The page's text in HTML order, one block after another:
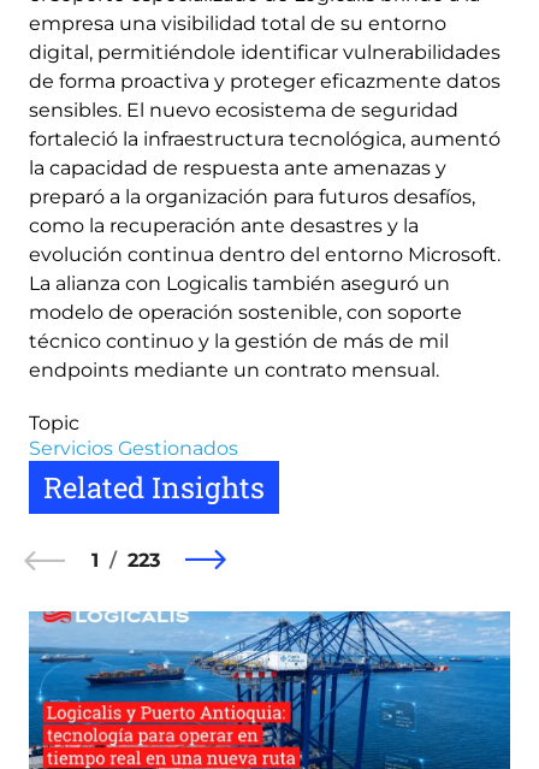
empresa una visibilidad total de su entorno
digital, permitiéndole identificar vulnerabilidades
de forma proactiva y proteger eficazmente datos
sensibles. El nuevo ecosistema de seguridad
fortaleció la infraestructura tecnológica, aumentó
la capacidad de respuesta ante amenazas y
preparó a la organización para futuros desafíos,
como la recuperación ante desastres y la
evolución continua dentro del entorno Microsoft.
La alianza con Logicalis también aseguró un
modelo de operación sostenible, con soporte
técnico continuo y la gestión de más de mil
endpoints mediante un contrato mensual.
Topic
Servicios Gestionados
Related Insights
1 223